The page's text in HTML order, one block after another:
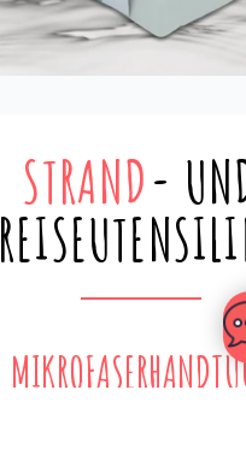
STRAND-